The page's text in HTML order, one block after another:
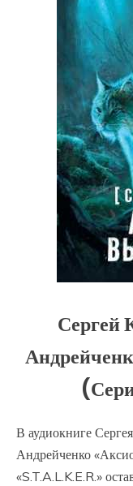
Сергей
В аудиокниге
Андрейченко
«S.T.A.L.K.E.R.»